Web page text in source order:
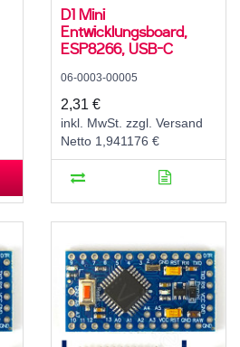
D1 Mini
Entwicklungsboard,
ESP8266, USB-C
06-0003-00005
2,31 €
inkl. MwSt. zzgl. Versand
Netto 1,941176 €